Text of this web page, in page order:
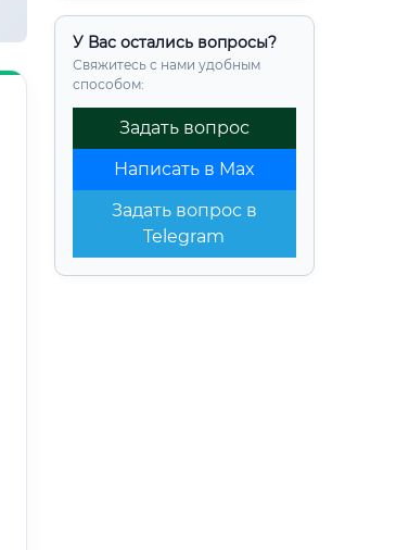
У Вас остались вопросы?
Свяжитесь с нами удобным
способом:
Задать вопрос
Написать в Max
Задать вопрос в
Telegram